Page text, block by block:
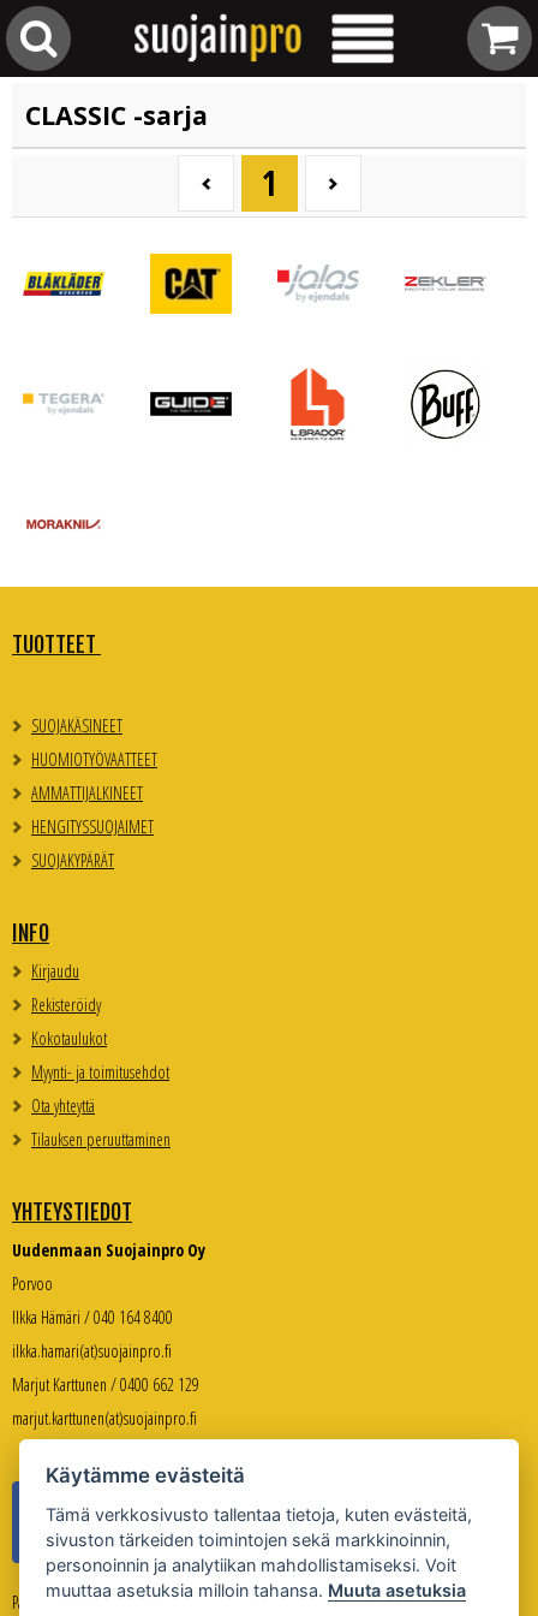
CLASSIC -sarja
1
TUOTTEET
SUOJAKÄSINEET
HUOMIOTYÖVAATTEET
AMMATTIJALKINEET
HENGITYSSUOJAIMET
SUOJAKYPÄRÄT
INFO
Kirjaudu
Rekisteröidy
Kokotaulukot
Myynti- ja toimitusehdot
Ota yhteyttä
Tilauksen peruuttaminen
YHTEYSTIEDOT
Uudenmaan Suojainpro Oy
Porvoo
Ilkka Hämäri / 040 164 8400
ilkka.hamari(at)suojainpro.fi
Marjut Karttunen / 0400 662 129
marjut.karttunen(at)suojainpro.fi
Palveleva verkkokauppa:
Käytämme evästeitä
Tämä verkkosivusto tallentaa tietoja, kuten evästeitä,
sivuston tärkeiden toimintojen sekä markkinoinnin,
personoinnin ja analytiikan mahdollistamiseksi. Voit
muuttaa asetuksia milloin tahansa. Muuta asetuksia